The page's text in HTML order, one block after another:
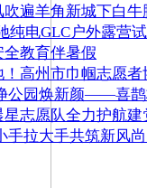
遍羊角新城下白牛
纯电GLC户外露营
教育伴暑假
高州市巾帼志愿
公园焕新颜——喜
志愿队全力护航建
手拉大手共筑新风